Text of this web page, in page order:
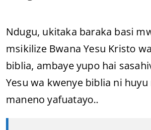
Ndugu, ukitaka baraka basi
msikilize Bwana Yesu Kristo
biblia, ambaye yupo hai
Yesu wa kwenye biblia ni
maneno yafuatayo..